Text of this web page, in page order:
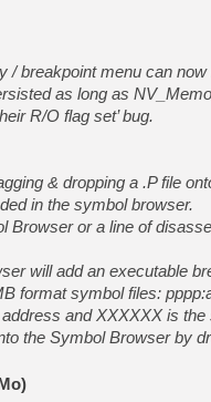
/ breakpoint menu can now
as long as
R/O flag set’ bug.
& dropping a .P file
in the symbol browser.
Browser or a line of
will add an executable
format symbol files:
and XXXXXX is the
the Symbol Browser by